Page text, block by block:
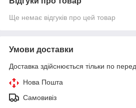
Ще немає відгуків про цей товар
Умови доставки
Доставка здійснюється тільки по
Нова Пошта
Самовивіз